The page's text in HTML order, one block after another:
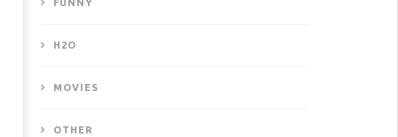
FUNNY
H2O
MOVIES
OTHER